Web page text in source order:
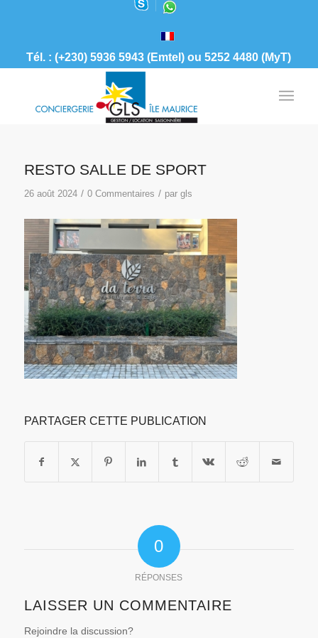
Tél. : (+230) 5936 5943 (Emtel) ou 5252 4480 (MyT)
RESTO SALLE DE SPORT
26 août 2024 / 0 Commentaires / par gls
PARTAGER CETTE PUBLICATION
0
RÉPONSES
LAISSER UN COMMENTAIRE
Rejoindre la discussion?